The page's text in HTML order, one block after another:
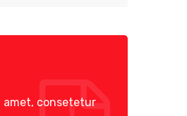
amet, consetetur